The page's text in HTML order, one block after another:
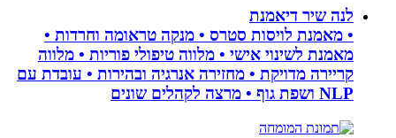
לנה שיר דיאמנת
• מאמנת לויסות סטרס • מנקה טראומה וחרדות •
מאמנת לשינוי אישי • מלווה טיפולי פוריות • מלווה
קריירה מדויקת • מחזירה אנרגיה ובהירות • עובדת עם